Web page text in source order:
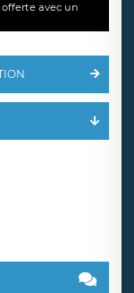
avec un